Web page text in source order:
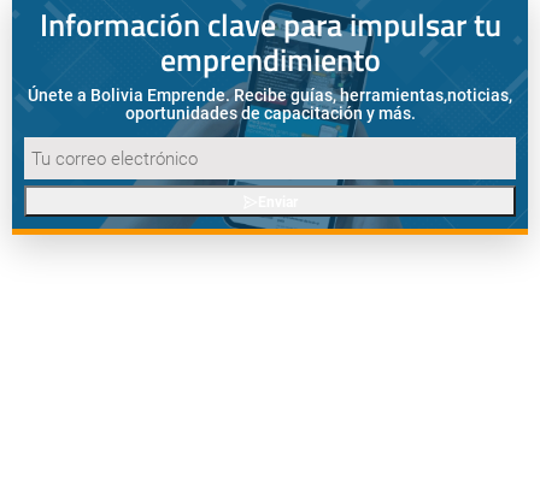
Información clave para impulsar tu
emprendimiento
Únete a Bolivia Emprende. Recibe guías, herramientas,noticias,
oportunidades de capacitación y más.